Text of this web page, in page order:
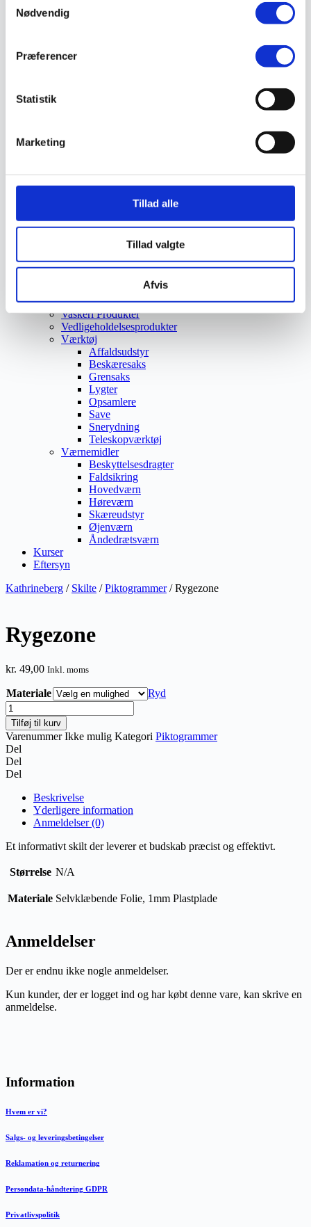
Nødvendig
Præferencer
Statistik
Marketing
Tillad alle
Tillad valgte
Afvis
Stiger
Sundhedsmiljø
Luftrenser
Ozonmaskiner
Afspærring
Trafikspejle
Vejbump
Ukrudtsbekæmpelse
Vaskeri Produkter
Vedligeholdelsesprodukter
Værktøj
Affaldsudstyr
Beskæresaks
Grensaks
Lygter
Opsamlere
Save
Snerydning
Teleskopværktøj
Værnemidler
Beskyttelsesdragter
Faldsikring
Hovedværn
Høreværn
Skæreudstyr
Øjenværn
Åndedrætsværn
Kurser
Eftersyn
Kathrineberg / Skilte /Piktogrammer/ Rygezone
Rygezone
kr. 49,00 Inkl. moms
Materiale
Ryd
Rygezone
antal
Tilføj til kurv
VarenummerIkke mulig Kategori Piktogrammer
Del
Del
Del
Beskrivelse
Yderligere information
Anmeldelser (0)
Et informativt skilt der leverer et budskab præcist og effektivt.
Størrelse N/A
Materiale Selvklæbende Folie, 1mm Plastplade
Anmeldelser
Der er endnu ikke nogle anmeldelser.
Kun kunder, der er logget ind og har købt denne vare, kan skrive en
anmeldelse.
Information
Hvem er vi?
Salgs- og leveringsbetingelser
Reklamation og returnering
Persondata-håndtering GDPR
Privatlivspolitik